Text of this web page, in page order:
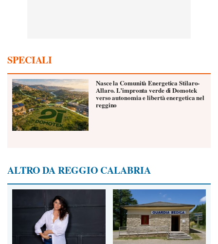
SPECIALI
Nasce la Comunità Energetica Stilaro-
Allaro. L’impronta verde di Domotek
verso autonomia e libertà energetica nel
reggino
ALTRO DA REGGIO CALABRIA